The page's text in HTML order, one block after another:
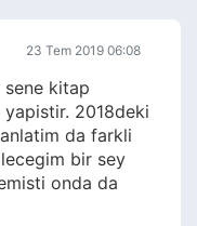
23 Tem 2019 06:08
sene kitap
2018deki
da farkli
bir sey
onda da